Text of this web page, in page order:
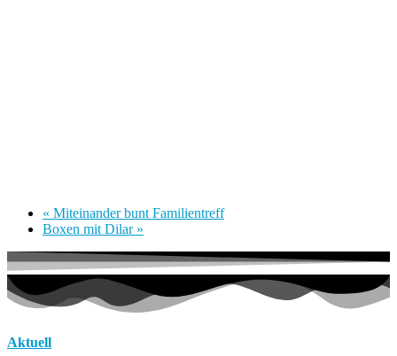
« Miteinander bunt Familientreff
Boxen mit Dilar »
Aktuell